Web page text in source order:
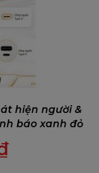
hiện người &
báo xanh đỏ